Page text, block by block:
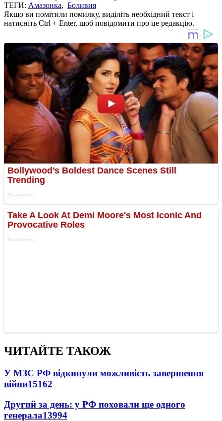
ТЕГИ: Амазонка, Боливия
Якщо ви помітили помилку, виділіть необхідний текст і
натисніть Ctrl + Enter, щоб повідомити про це редакцію.
ЧИТАЙТЕ ТАКОЖ
У МЗС РФ відкинули можливість завершення
війни15162
Другий за день: у РФ поховали ще одного
генерала13994